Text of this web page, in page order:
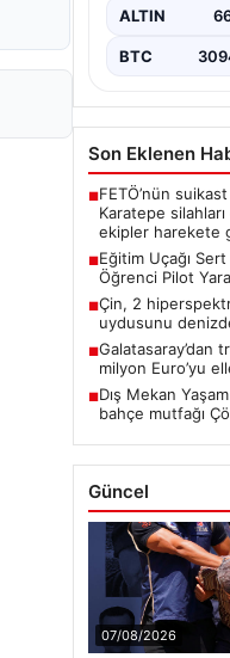
yaşandı.…
ALTIN
BTC
Son Eklenen
■FETÖ’nün
Karatepe
ekipler harekete
■Eğitim Uçağı
Öğrenci Pilot
■Çin, 2
uydusunu
■Galatasaray’dan
milyon Euro’yu
■Dış Mekan
bahçe mutfağı
Güncel
07/08/2026